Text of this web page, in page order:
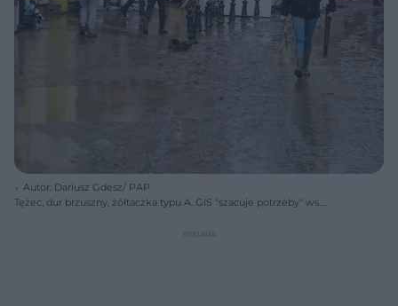
Autor: Dariusz Gdesz/ PAP
Tężec, dur brzuszny, żółtaczka typu A. GIS "szacuje potrzeby" ws.